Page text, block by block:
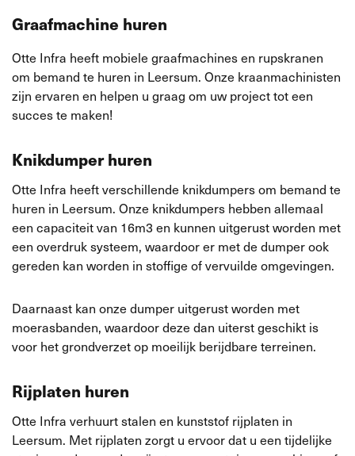
Graafmachine huren
Otte Infra heeft mobiele graafmachines en rupskranen
om bemand te huren in Leersum. Onze kraanmachinisten
zijn ervaren en helpen u graag om uw project tot een
succes te maken!
Knikdumper huren
Otte Infra heeft verschillende knikdumpers om bemand te
huren in Leersum. Onze knikdumpers hebben allemaal
een capaciteit van 16m3 en kunnen uitgerust worden met
een overdruk systeem, waardoor er met de dumper ook
gereden kan worden in stoffige of vervuilde omgevingen.
Daarnaast kan onze dumper uitgerust worden met
moerasbanden, waardoor deze dan uiterst geschikt is
voor het grondverzet op moeilijk berijdbare terreinen.
Rijplaten huren
Otte Infra verhuurt stalen en kunststof rijplaten in
Leersum. Met rijplaten zorgt u ervoor dat u een tijdelijke